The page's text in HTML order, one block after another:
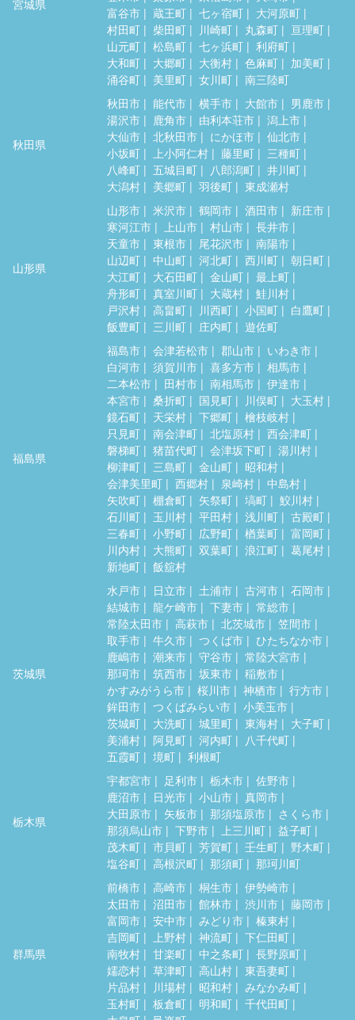
宮城県
富谷市
蔵王町 七ヶ宿町
大河原町
村田町
柴田町 川崎町 丸森町
亘理町
山元町
松島町 七ヶ浜町
利府町
大和町
大郷町 大衡村 色麻町
加美町
涌谷町
美里町 女川町 南三陸町
秋田県
秋田市 能代市 横手市 大館市
男鹿市
湯沢市
鹿角市 由利本荘市
潟上市
大仙市
北秋田市 にかほ市
仙北市
小坂町
上小阿仁村 藤里町
三種町
八峰町
五城目町 八郎潟町
井川町
大潟村
美郷町 羽後町 東成瀬村
山形県
山形市 米沢市 鶴岡市 酒田市
新庄市
寒河江市
上山市 村山市
長井市
天童市
東根市 尾花沢市
南陽市
山辺町
中山町 河北町 西川町
朝日町
大江町
大石田町 金山町
最上町
舟形町
真室川町 大蔵村
鮭川村
戸沢村
高畠町 川西町 小国町
白鷹町
飯豊町
三川町 庄内町 遊佐町
福島県
福島市 会津若松市 郡山市
いわき市
白河市
須賀川市 喜多方市
相馬市
二本松市
田村市 南相馬市
伊達市
本宮市
桑折町 国見町 川俣町
大玉村
鏡石町
天栄村 下郷町
檜枝岐村
只見町
南会津町 北塩原村
西会津町
磐梯町
猪苗代町 会津坂下町
湯川村
柳津町
三島町 金山町
昭和村
会津美里町
西郷村 泉崎村
中島村
矢吹町
棚倉町 矢祭町 塙町
鮫川村
石川町
玉川村 平田村 浅川町
古殿町
三春町
小野町 広野町 楢葉町
富岡町
川内村
大熊町 双葉町 浪江町
葛尾村
新地町
飯舘村
茨城県
水戸市 日立市 土浦市 古河市
石岡市
結城市
龍ケ崎市 下妻市
常総市
常陸太田市
高萩市 北茨城市
笠間市
取手市
牛久市 つくば市
ひたちなか市
鹿嶋市
潮来市 守谷市
常陸大宮市
那珂市
筑西市 坂東市
稲敷市
かすみがうら市
桜川市 神栖市
行方市
鉾田市
つくばみらい市
小美玉市
茨城町
大洗町 城里町 東海村
大子町
美浦村
阿見町 河内町
八千代町
五霞町
境町 利根町
栃木県
宇都宮市 足利市 栃木市
佐野市
鹿沼市
日光市 小山市
真岡市
大田原市
矢板市 那須塩原市
さくら市
那須烏山市
下野市 上三川町
益子町
茂木町
市貝町 芳賀町 壬生町
野木町
塩谷町
高根沢町 那須町 那珂川町
群馬県
前橋市 高崎市 桐生市
伊勢崎市
太田市
沼田市 館林市 渋川市
藤岡市
富岡市
安中市 みどり市
榛東村
吉岡町
上野村 神流町
下仁田町
南牧村
甘楽町 中之条町
長野原町
嬬恋村
草津町 高山村
東吾妻町
片品村
川場村 昭和村
みなかみ町
玉村町
板倉町 明和町
千代田町